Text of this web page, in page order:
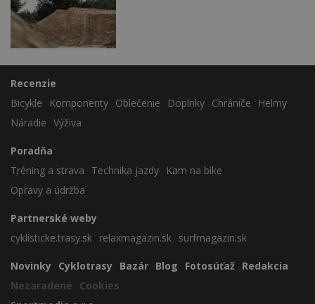
Recenzie
Bicykle
Komponenty Oblečenie Doplnky Chrániče
Helmy
Náradie Výživa
Poradňa
Tréning a strava
Technika jazdy
Kam na bike
Opravy a údržba
Partnerské weby
cyklisticke.trasy.sk relaxmagazin.sk surfmagazin.sk
Novinky Cyklotrasy Bazár Blog Fotosúťaž Redakcia
Nezaradené
Cookies